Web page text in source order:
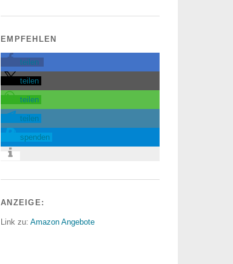
EMPFEHLEN
teilen
teilen
teilen
teilen
spenden
ANZEIGE:
Link zu: Amazon Angebote